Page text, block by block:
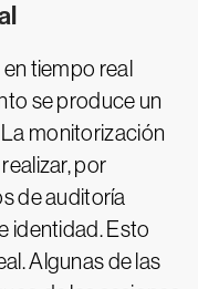
tiempo real
se produce un
monitorización
por
de auditoría
identidad. Esto
Algunas de las